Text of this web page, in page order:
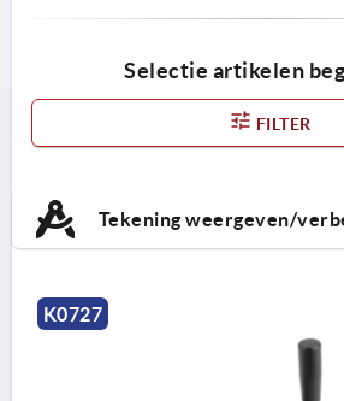
Selectie artikelen
FILTER
Tekening weergeven/
K0727